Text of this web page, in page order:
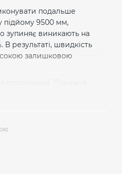
подальше
підйому 9500 мм,
зупиняє виникають на
результаті, швидкість
залишковою
настроюватися
з двомоторний
стануть корисними на
в вузьких робочих
для